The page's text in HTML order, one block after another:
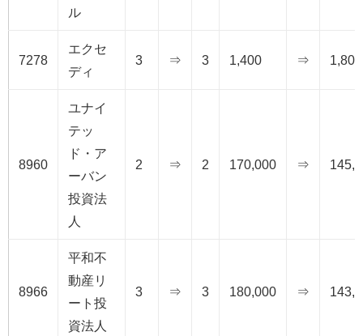
ル
7278
エクセ
ディ
3 ⇒ 3 1,400 ⇒ 1,800
8960
ユナイ
テッ
ド・ア
ーバン
投資法
人
2 ⇒ 2 170,000 ⇒
8966
平和不
動産リ
ート投
資法人
3 ⇒ 3 180,000 ⇒